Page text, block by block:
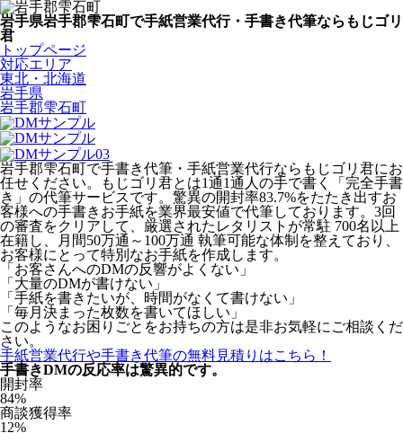
岩手県岩手郡雫石町で手紙営業代行・手書き代筆ならもじゴリ
君
トップページ
対応エリア
東北・北海道
岩手県
岩手郡雫石町
岩手郡雫石町で手書き代筆・手紙営業代行ならもじゴリ君にお
任せください。もじゴリ君とは1通1通人の手で書く「完全手書
き」の代筆サービスです。驚異の開封率83.7%をたたき出すお
客様への手書きお手紙を業界最安値で代筆しております。3回
の審査をクリアして、厳選されたレタリストが常駐 700名以上
在籍し、月間50万通～100万通 執筆可能な体制を整えており、
お客様にとって特別なお手紙を作成します。
「お客さんへのDMの反響がよくない」
「大量のDMが書けない」
「手紙を書きたいが、時間がなくて書けない」
「毎月決まった枚数を書いてほしい」
このようなお困りごとをお持ちの方は是非お気軽にご相談くだ
さい。
手紙営業代行や手書き代筆の無料見積りはこちら！
手書きDMの反応率は驚異的です。
開封率
84%
商談獲得率
12%